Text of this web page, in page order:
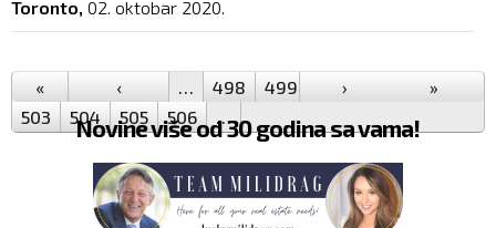
Toronto, 02. oktobar 2020.
Pages
« ‹ 498 499 500
502
503
504 505 506 …
› »
Novine više od 30 godina sa vama!